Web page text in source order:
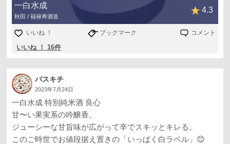
一白水成
秋田 / 福禄寿酒造
4.3
いいね ！ ブックマーク コメント
いいね ！ 16件
バスキチ
2023年7月24日
一白水成 特別純米酒 良心
甘〜い果実系の吟醸香。
ジューシーな甘旨味が広がって辛でスキッとキレる。
このご時世でお値段据え置きの「いっぱく白ラベル」😊